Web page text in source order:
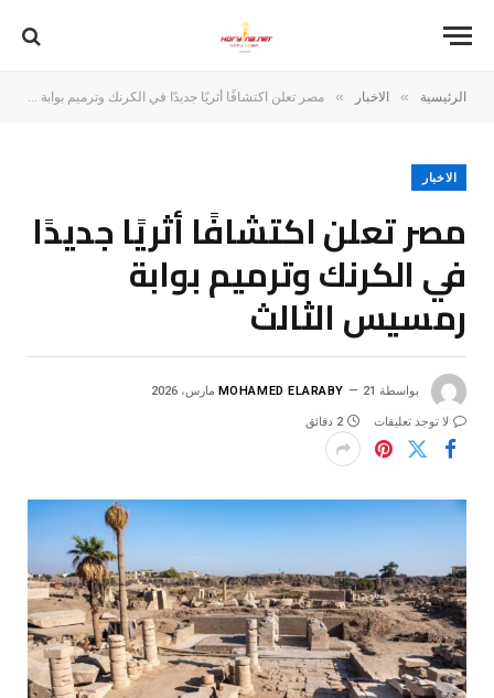
الرئيسية » الاخبار » مصر تعلن اكتشافًا أثريًا جديدًا في الكرنك وترميم بوابة رمسيس الثالث
الاخبار
مصر تعلن اكتشافًا أثريًا جديدًا
في الكرنك وترميم بوابة
رمسيس الثالث
بواسطة MOHAMED ELARABY 21 مارس، 2026
لا توجد تعليقات 2 دقائق